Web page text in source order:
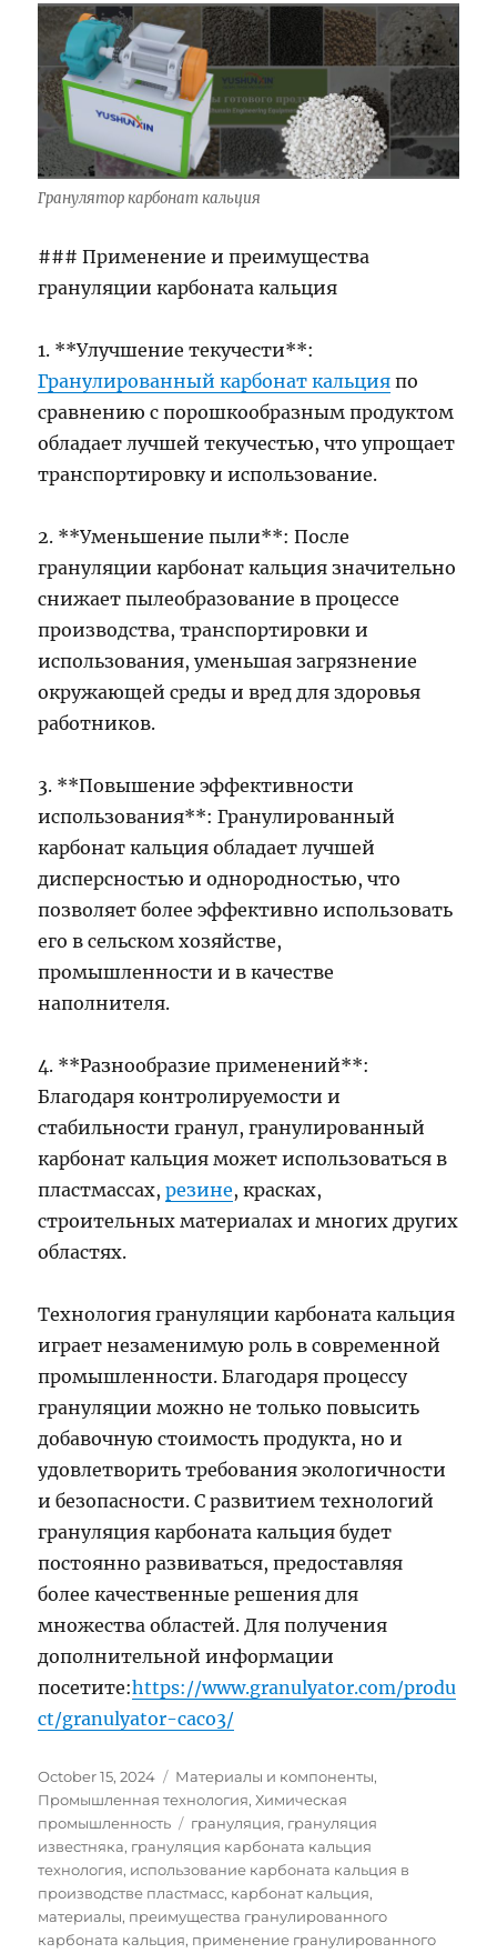
Гранулятор карбонат кальция
### Применение и преимущества
грануляции карбоната кальция
1. **Улучшение текучести**:
Гранулированный карбонат кальция по
сравнению с порошкообразным продуктом
обладает лучшей текучестью, что упрощает
транспортировку и использование.
2. **Уменьшение пыли**: После
грануляции карбонат кальция значительно
снижает пылеобразование в процессе
производства, транспортировки и
использования, уменьшая загрязнение
окружающей среды и вред для здоровья
работников.
3. **Повышение эффективности
использования**: Гранулированный
карбонат кальция обладает лучшей
дисперсностью и однородностью, что
позволяет более эффективно использовать
его в сельском хозяйстве,
промышленности и в качестве
наполнителя.
4. **Разнообразие применений**:
Благодаря контролируемости и
стабильности гранул, гранулированный
карбонат кальция может использоваться в
пластмассах,резине, красках,
строительных материалах и многих других
областях.
Технология грануляции карбоната кальция
играет незаменимую роль в современной
промышленности. Благодаря процессу
грануляции можно не только повысить
добавочную стоимость продукта, но и
удовлетворить требования экологичности
и безопасности. С развитием технологий
грануляция карбоната кальция будет
постоянно развиваться, предоставляя
более качественные решения для
множества областей. Для получения
дополнительной информации
посетите:https://www.granulyator.com/produ
ct/granulyator-caco3/
Posted
on
October 15, 2024 Categories
Материалы и компоненты,
Промышленная технология,Химическая
промышленность
Tags
грануляция, грануляция
известняка, грануляция карбоната кальция
технология, использование карбоната кальция в
производстве пластмасс, карбонат кальция,
материалы, преимущества гранулированного
карбоната кальция, применение гранулированного